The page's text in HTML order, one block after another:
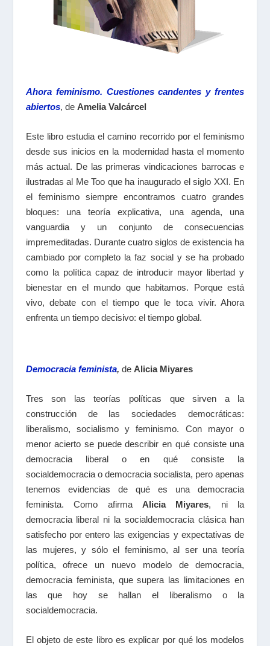
Ahora feminismo. Cuestiones candentes y frentes
abiertos, de Amelia Valcárcel
Este libro estudia el camino recorrido por el feminismo
desde sus inicios en la modernidad hasta el momento
más actual. De las primeras vindicaciones barrocas e
ilustradas al Me Too que ha inaugurado el siglo XXI. En
el feminismo siempre encontramos cuatro grandes
bloques: una teoría explicativa, una agenda, una
vanguardia y un conjunto de consecuencias
impremeditadas. Durante cuatro siglos de existencia ha
cambiado por completo la faz social y se ha probado
como la política capaz de introducir mayor libertad y
bienestar en el mundo que habitamos. Porque está
vivo, debate con el tiempo que le toca vivir. Ahora
enfrenta un tiempo decisivo: el tiempo global.
Democracia feminista, de Alicia Miyares
Tres son las teorías políticas que sirven a la
construcción de las sociedades democráticas:
liberalismo, socialismo y feminismo. Con mayor o
menor acierto se puede describir en qué consiste una
democracia liberal o en qué consiste la
socialdemocracia o democracia socialista, pero apenas
tenemos evidencias de qué es una democracia
feminista. Como afirma Alicia Miyares, ni la
democracia liberal ni la socialdemocracia clásica han
satisfecho por entero las exigencias y expectativas de
las mujeres, y sólo el feminismo, al ser una teoría
política, ofrece un nuevo modelo de democracia,
democracia feminista, que supera las limitaciones en
las que hoy se hallan el liberalismo o la
socialdemocracia.
El objeto de este libro es explicar por qué los modelos